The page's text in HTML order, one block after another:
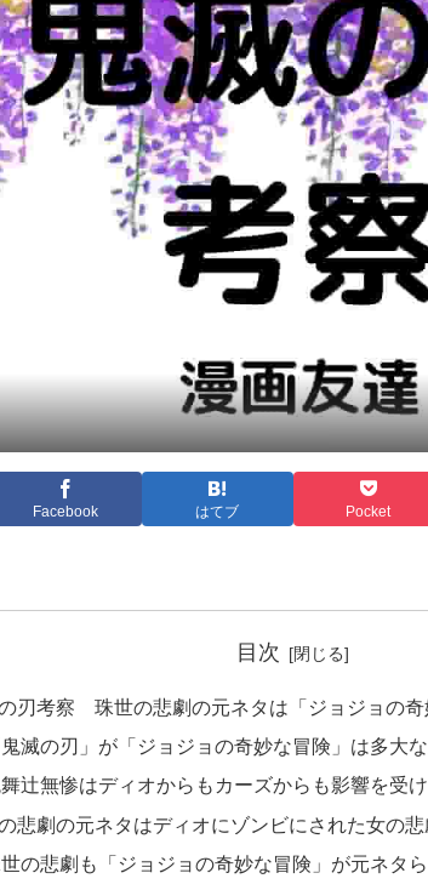
Facebook はてブ Pocket
目次
刃考察 珠世の悲劇の元ネタは「ジョジョの
鬼滅の刃」が「ジョジョの奇妙な冒険」は多大
辻無惨はディオからもカーズからも影響を受
悲劇の元ネタはディオにゾンビにされた女の悲
の悲劇も「ジョジョの奇妙な冒険」が元ネタ